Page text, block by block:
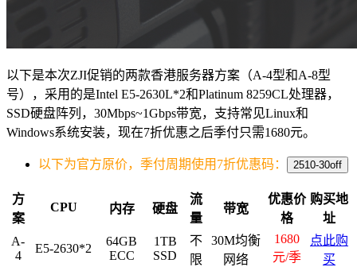
以下是本次ZJI促销的两款香港服务器方案（A-4型和A-8型
号），采用的是Intel E5-2630L*2和Platinum 8259CL处理器，
SSD硬盘阵列，30Mbps~1Gbps带宽，支持常见Linux和
Windows系统安装，现在7折优惠之后季付只需1680元。
以下为官方原价，季付周期使用7折优惠码： 2510-30off
方
案
CPU 内存 硬盘
流
量
带宽
优惠价
格
购买地
址
A-
4
E5-2630*2
64GB
ECC
1TB
SSD
不
限
30M均衡
网络
1680
元/季
点此购
买